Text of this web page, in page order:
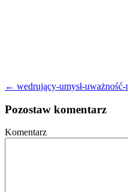
← wedrujący-umysł-uważność-
Pozostaw komentarz
Komentarz